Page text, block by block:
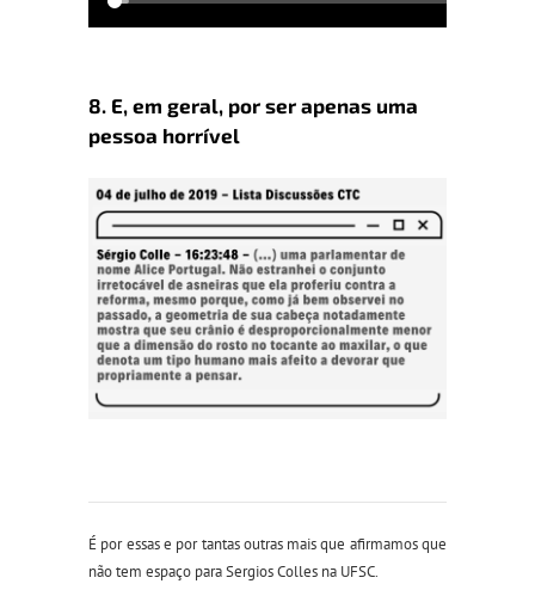
8. E, em geral, por ser apenas uma
pessoa horrível
É por essas e por tantas outras mais que afirmamos que
não tem espaço para Sergios Colles na UFSC.